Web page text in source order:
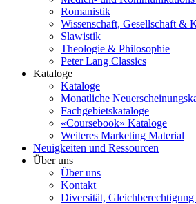
Romanistik
Wissenschaft, Gesellschaft &
Slawistik
Theologie & Philosophie
Peter Lang Classics
Kataloge
Kataloge
Monatliche
Fachgebietskataloge
«Coursebook» Kataloge
Weiteres Marketing Material
Neuigkeiten und Ressourcen
Über uns
Über uns
Kontakt
Diversität,